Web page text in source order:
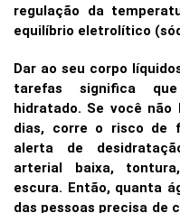
regulação da
equilíbrio eletrolítico
Dar ao seu corpo
tarefas significa
hidratado. Se você não
dias, corre o risco de
alerta de
arterial baixa,
escura. Então, quanta
das pessoas precisa de